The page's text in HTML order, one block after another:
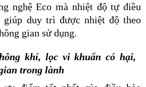
nghệ Eco mà nhiệt độ tự điều
giúp duy trì được nhiệt độ theo
gian sử dụng.
khí, lọc vi khuẩn có hại,
trong lành